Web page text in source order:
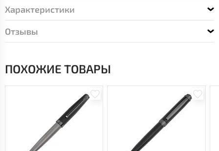
Характеристики
Отзывы
ПОХОЖИЕ ТОВАРЫ